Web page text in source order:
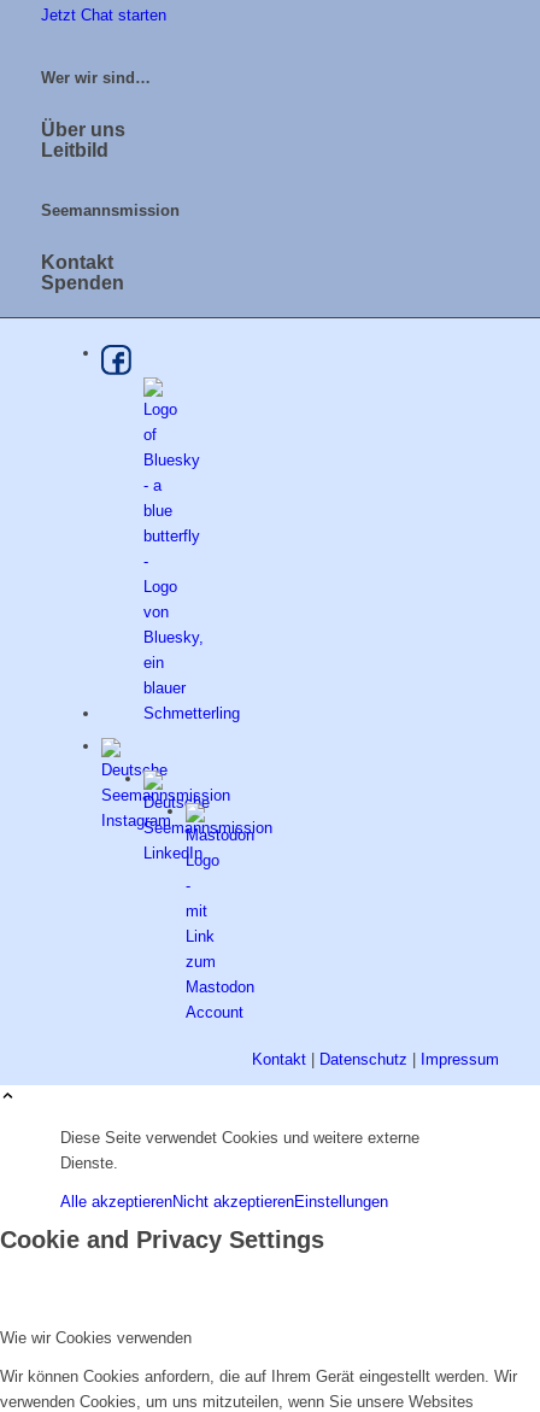
Jetzt Chat starten
Wer wir sind…
Über uns
Leitbild
Seemannsmission
Kontakt
Spenden
Kontakt Datenschutz Impressum
Diese Seite verwendet Cookies und weitere externe
Dienste.
Alle akzeptierenNicht akzeptierenEinstellungen
Cookie and Privacy Settings
Wie wir Cookies verwenden
Wir können Cookies anfordern, die auf Ihrem Gerät eingestellt werden. Wir
verwenden Cookies, um uns mitzuteilen, wenn Sie unsere Websites